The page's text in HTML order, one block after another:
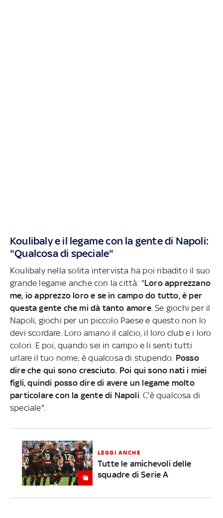
Koulibaly e il legame con la gente di Napoli:
"Qualcosa di speciale"
Koulibaly nella solita intervista ha poi ribadito il suo
grande legame anche con la città: "Loro apprezzano
me, io apprezzo loro e se in campo do tutto, è per
questa gente che mi dà tanto amore. Se giochi per il
Napoli, giochi per un piccolo Paese e questo non lo
devi scordare. Loro amano il calcio, il loro club e i loro
colori. E poi, quando sei in campo e li senti tutti
urlare il tuo nome, è qualcosa di stupendo. Posso
dire che qui sono cresciuto. Poi qui sono nati i miei
figli, quindi posso dire di avere un legame molto
particolare con la gente di Napoli . C'è qualcosa di
speciale".
LEGGI ANCHE
Tutte le amichevoli delle
squadre di Serie A